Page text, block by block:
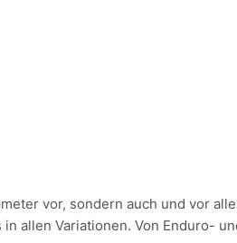
vor, sondern auch und vor
allen Variationen. Von Enduro-